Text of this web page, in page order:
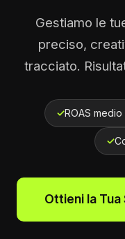
Gestiamo le
preciso,
tracciato.
✓ROAS medio
✓
Ottieni la